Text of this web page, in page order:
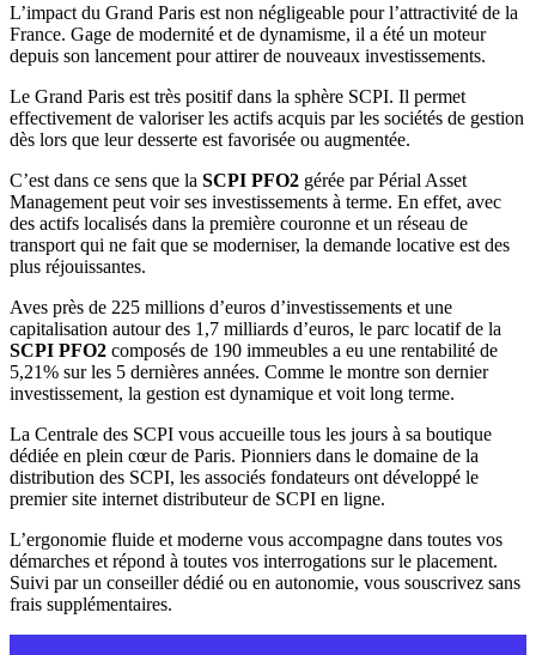
L’impact du Grand Paris est non négligeable pour l’attractivité de la
France. Gage de modernité et de dynamisme, il a été un moteur
depuis son lancement pour attirer de nouveaux investissements.
Le Grand Paris est très positif dans la sphère SCPI. Il permet
effectivement de valoriser les actifs acquis par les sociétés de gestion
dès lors que leur desserte est favorisée ou augmentée.
C’est dans ce sens que la SCPI PFO2 gérée par Périal Asset
Management peut voir ses investissements à terme. En effet, avec
des actifs localisés dans la première couronne et un réseau de
transport qui ne fait que se moderniser, la demande locative est des
plus réjouissantes.
Aves près de 225 millions d’euros d’investissements et une
capitalisation autour des 1,7 milliards d’euros, le parc locatif de la
SCPI PFO2 composés de 190 immeubles a eu une rentabilité de
5,21% sur les 5 dernières années. Comme le montre son dernier
investissement, la gestion est dynamique et voit long terme.
La Centrale des SCPI vous accueille tous les jours à sa boutique
dédiée en plein cœur de Paris. Pionniers dans le domaine de la
distribution des SCPI, les associés fondateurs ont développé le
premier site internet distributeur de SCPI en ligne.
L’ergonomie fluide et moderne vous accompagne dans toutes vos
démarches et répond à toutes vos interrogations sur le placement.
Suivi par un conseiller dédié ou en autonomie, vous souscrivez sans
frais supplémentaires.